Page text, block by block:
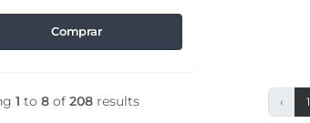
Comprar
1 to 8 of 208 results ‹ 1